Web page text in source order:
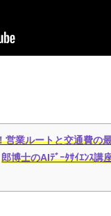
営業ルートと交通費の
郎博士のAIﾃﾞｰﾀｻｲｴﾝｽ講